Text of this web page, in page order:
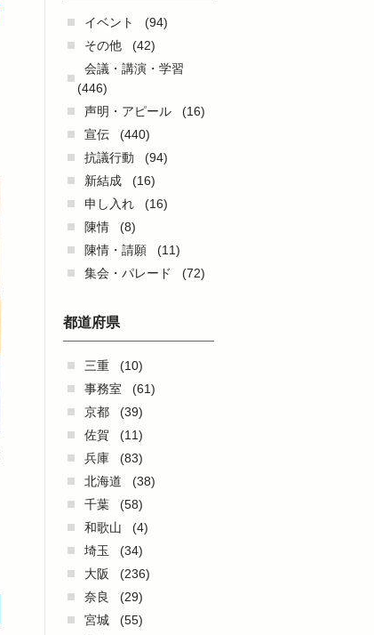
イベント
(94)
その他
(42)
会議・講演・学習
(446)
声明・アピール
(16)
宣伝
(440)
抗議行動
(94)
新結成
(16)
申し入れ
(16)
陳情
(8)
陳情・請願
(11)
集会・パレード
(72)
都道府県
三重
(10)
事務室
(61)
京都
(39)
佐賀
(11)
兵庫
(83)
北海道
(38)
千葉
(58)
和歌山
(4)
埼玉
(34)
大阪
(236)
奈良
(29)
宮城
(55)